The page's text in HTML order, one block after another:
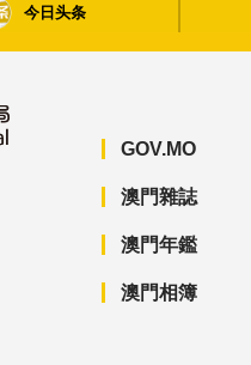
今日头条
GOV.MO
澳門雜誌
澳門年鑑
澳門相簿